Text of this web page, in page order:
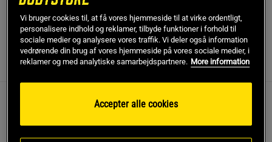
750 g og har en frisk smag af sommerfrugt.
Læs mere
Information Anmeldelser Næringsværdi og ingredienser
Carboloader er et kulhydratpulver udviklet til aktive personer,
Vi bruger cookies til, at få vores hjemmeside til at virke ordentligt,
personalisere indhold og reklamer, tilbyde funktioner i forhold til
sociale medier og analysere vores traffik. Vi deler også information
vedrørende din brug af vores hjemmeside på vores sociale medier, i
reklamer og med analytiske samarbejdspartnere. More information
Accepter alle cookies